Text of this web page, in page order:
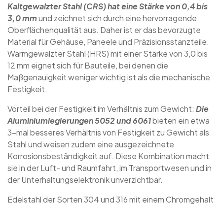
Kaltgewalzter Stahl (CRS) hat eine Stärke von 0,4 bis
3,0 mmund zeichnet sich durch eine hervorragende
Oberflächenqualität aus. Daher ist er das bevorzugte
Material für Gehäuse, Paneele und Präzisionsstanzteile.
Warmgewalzter Stahl (HRS) mit einer Stärke von 3,0 bis
12 mm eignet sich für Bauteile, bei denen die
Maßgenauigkeit weniger wichtig ist als die mechanische
Festigkeit.
Vorteil bei der Festigkeit im Verhältnis zum Gewicht: Die
Aluminiumlegierungen 5052 und 6061bieten ein etwa
3-mal besseres Verhältnis von Festigkeit zu Gewicht als
Stahl und weisen zudem eine ausgezeichnete
Korrosionsbeständigkeit auf. Diese Kombination macht
sie in der Luft- und Raumfahrt, im Transportwesen und in
der Unterhaltungselektronik unverzichtbar.
Edelstahl der Sorten 304 und 316 mit einem Chromgehalt